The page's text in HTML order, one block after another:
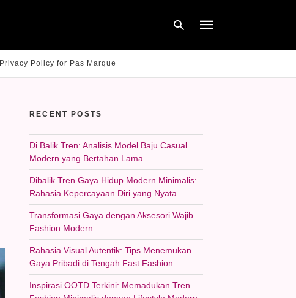
Privacy Policy for Pas Marque
RECENT POSTS
Di Balik Tren: Analisis Model Baju Casual
Modern yang Bertahan Lama
Dibalik Tren Gaya Hidup Modern Minimalis:
Rahasia Kepercayaan Diri yang Nyata
Transformasi Gaya dengan Aksesori Wajib
Fashion Modern
Rahasia Visual Autentik: Tips Menemukan
Gaya Pribadi di Tengah Fast Fashion
Inspirasi OOTD Terkini: Memadukan Tren